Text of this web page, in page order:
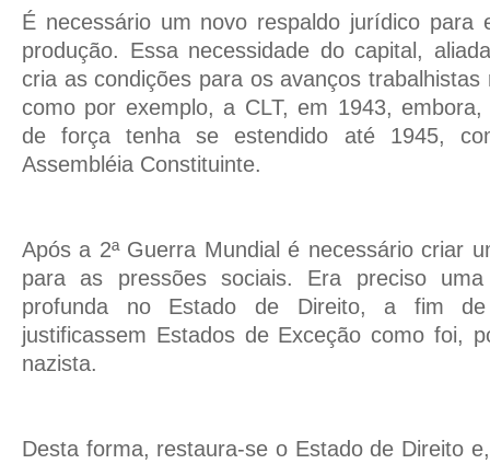
É necessário um novo respaldo jurídico para
produção. Essa necessidade do capital,
cria as condições para os avanços
como por exemplo, a CLT, em 1943,
de força tenha se estendido até 1945,
Assembléia Constituinte.
Após a 2ª Guerra Mundial é necessário criar
para as pressões sociais. Era preciso uma
profunda no Estado de Direito, a fim
justificassem Estados de Exceção como foi,
nazista.
Desta forma, restaura-se o Estado de Direito